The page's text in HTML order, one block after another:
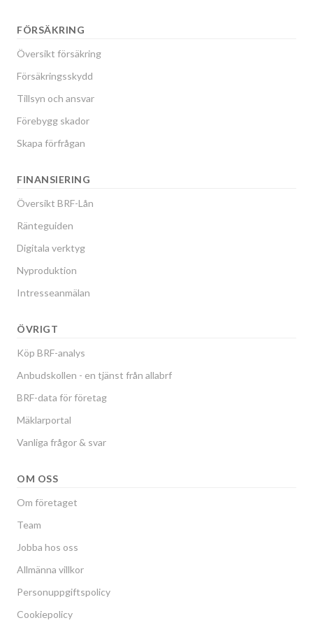
FÖRSÄKRING
Översikt försäkring
Försäkringsskydd
Tillsyn och ansvar
Förebygg skador
Skapa förfrågan
FINANSIERING
Översikt BRF-Lån
Ränteguiden
Digitala verktyg
Nyproduktion
Intresseanmälan
ÖVRIGT
Köp BRF-analys
Anbudskollen - en tjänst från allabrf
BRF-data för företag
Mäklarportal
Vanliga frågor & svar
OM OSS
Om företaget
Team
Jobba hos oss
Allmänna villkor
Personuppgiftspolicy
Cookiepolicy